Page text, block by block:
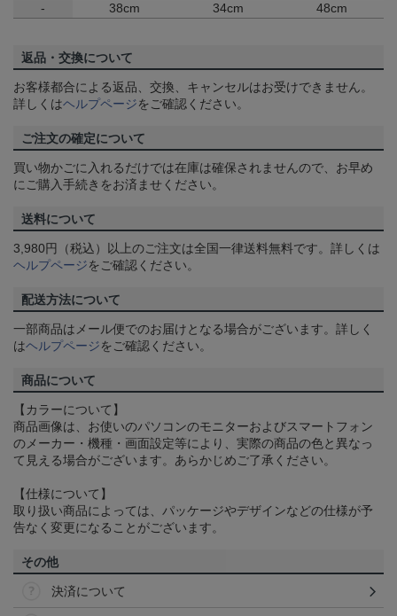
- 38cm 34cm 48cm
返品・交換について
お客様都合による返品、交換、キャンセルはお受けできません。
詳しくはヘルプページをご確認ください。
ご注文の確定について
買い物かごに入れるだけでは在庫は確保されませんので、お早め
にご購入手続きをお済ませください。
送料について
3,980円（税込）以上のご注文は全国一律送料無料です。詳しくは
ヘルプページをご確認ください。
配送方法について
一部商品はメール便でのお届けとなる場合がございます。詳しく
はヘルプページをご確認ください。
商品について
【カラーについて】
商品画像は、お使いのパソコンのモニターおよびスマートフォン
のメーカー・機種・画面設定等により、実際の商品の色と異なっ
て見える場合がございます。あらかじめご了承ください。
【仕様について】
取り扱い商品によっては、パッケージやデザインなどの仕様が予
告なく変更になることがございます。
その他
決済について